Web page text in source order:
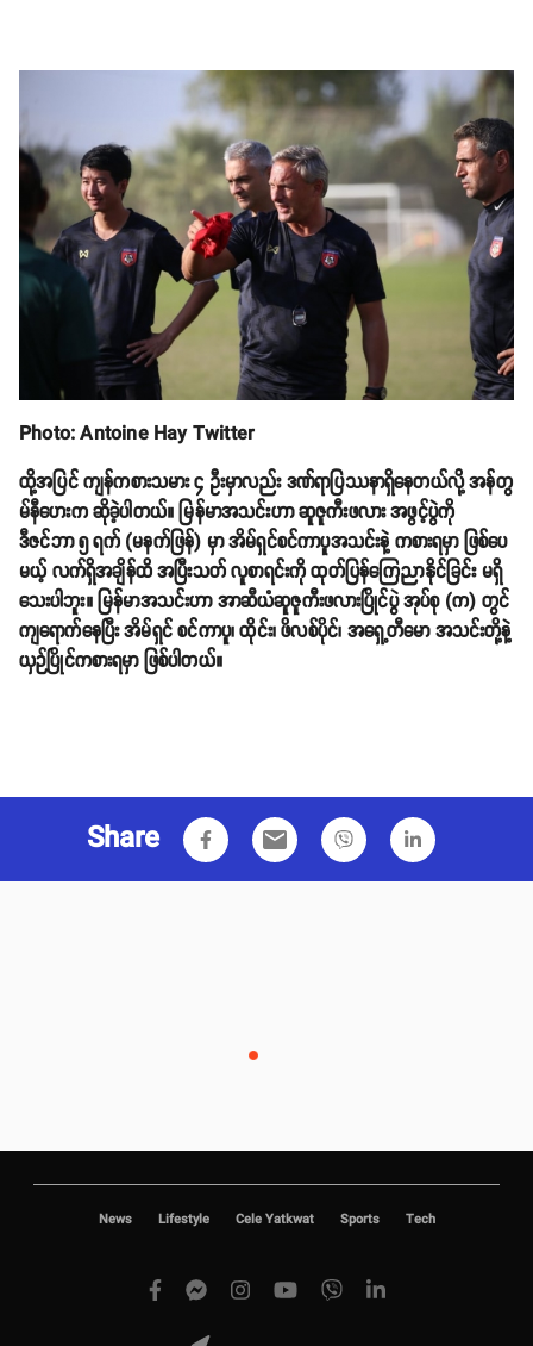
Photo: Antoine Hay Twitter
ထို့အပြင် ကျန်ကစားသမား ၄ ဦးမှာလည်း ဒဏ်ရာပြဿနာရှိနေတယ်လို့ အန်တွ
မ်နီဟေးက ဆိုခဲ့ပါတယ်။ မြန်မာအသင်းဟာ ဆူဇူကီးဖလား အဖွင့်ပွဲကို
ဒီဇင်ဘာ ၅ ရက် (မနက်ဖြန်) မှာ အိမ်ရှင်စင်ကာပူအသင်းနဲ့ ကစားရမှာ ဖြစ်ပေ
မယ့် လက်ရှိအချိန်ထိ အပြီးသတ် လူစာရင်းကို ထုတ်ပြန်ကြေညာနိုင်ခြင်း မရှိ
သေးပါဘူး။ မြန်မာအသင်းဟာ အာဆီယံဆူဇူကီးဖလားပြိုင်ပွဲ အုပ်စု (က) တွင်
ကျရောက်နေပြီး အိမ်ရှင် စင်ကာပူ၊ ထိုင်း၊ ဖိလစ်ပိုင်၊ အရှေ့တီမော အသင်းတို့နဲ့
ယှဉ်ပြိုင်ကစားရမှာ ဖြစ်ပါတယ်။
Share email
News Lifestyle Cele Yatkwat Sports Tech